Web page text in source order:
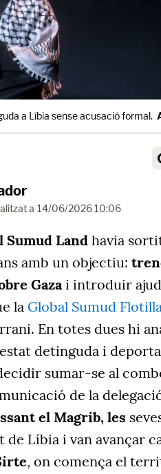
a Líbia sense acusació formal.
a 14/06/2026 10:06
Sumud Land havia
amb un objectiu:
Gazai introduir
la Global Sumud
En totes dues hi
detinguda i
sumar-se al
de la
el Magrib, les
de Líbia i van avançar
, on comença el